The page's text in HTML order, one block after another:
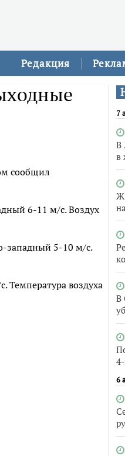
Редакция
7
В
в
В
6
сообщил
6-11 м/с. Воздух
западный 5-10 м/с.
Температура воздуха